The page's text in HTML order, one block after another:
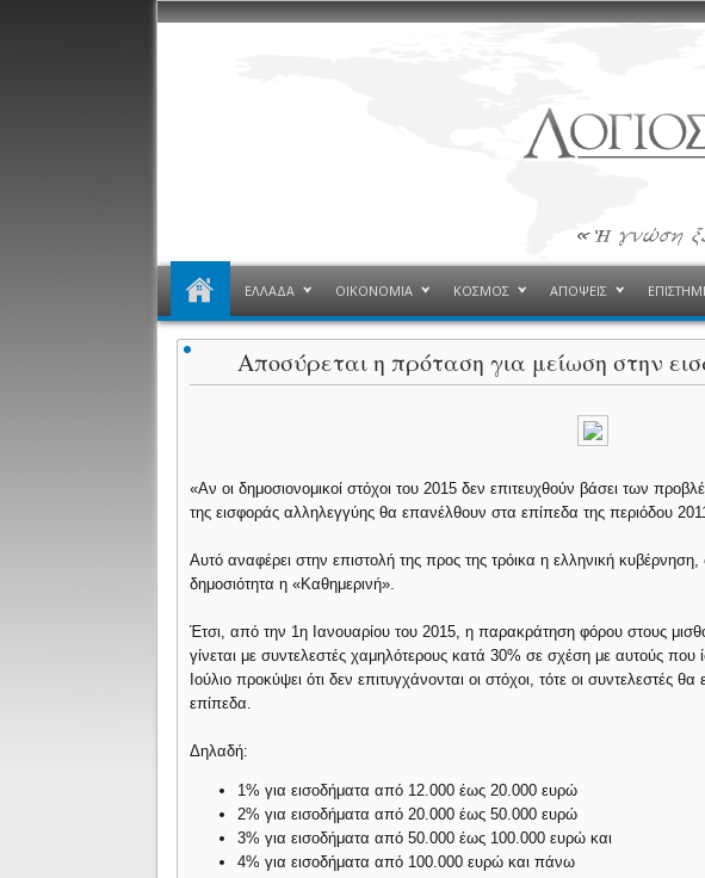
ΕΛΛΑΔΑ ΟΙΚΟΝΟΜΙΑ ΚΟΣΜΟΣ ΑΠΟΨΕΙΣ
Αποσύρεται η πρόταση για μείωση στην
«Αν οι δημοσιονομικοί στόχοι του 2015 δεν επιτευχθούν βάσει των
της εισφοράς αλληλεγγύης θα επανέλθουν στα επίπεδα της περιόδου
Αυτό αναφέρει στην επιστολή της προς της τρόικα η ελληνική
δημοσιότητα η «Καθημερινή».
Έτσι, από την 1η Ιανουαρίου του 2015, η παρακράτηση φόρου στους
γίνεται με συντελεστές χαμηλότερους κατά 30% σε σχέση με αυτούς
Ιούλιο προκύψει ότι δεν επιτυγχάνονται οι στόχοι, τότε οι συντελεστές
επίπεδα.
Δηλαδή:
1% για εισοδήματα από 12.000 έως 20.000 ευρώ
2% για εισοδήματα από 20.000 έως 50.000 ευρώ
3% για εισοδήματα από 50.000 έως 100.000 ευρώ και
4% για εισοδήματα από 100.000 ευρώ και πάνω